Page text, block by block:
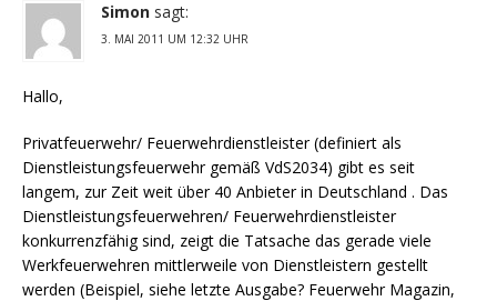
Simon sagt:
3. MAI 2011 UM 12:32 UHR
Hallo,
Privatfeuerwehr/ Feuerwehrdienstleister (definiert als
Dienstleistungsfeuerwehr gemäß VdS2034) gibt es seit
langem, zur Zeit weit über 40 Anbieter in Deutschland . Das
Dienstleistungsfeuerwehren/ Feuerwehrdienstleister
konkurrenzfähig sind, zeigt die Tatsache das gerade viele
Werkfeuerwehren mittlerweile von Dienstleistern gestellt
werden (Beispiel, siehe letzte Ausgabe? Feuerwehr Magazin,